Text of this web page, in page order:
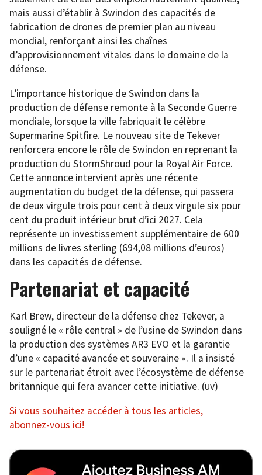
mais aussi d’établir à Swindon des capacités de
fabrication de drones de premier plan au niveau
mondial, renforçant ainsi les chaînes
d’approvisionnement vitales dans le domaine de la
défense.
L’importance historique de Swindon dans la
production de défense remonte à la Seconde Guerre
mondiale, lorsque la ville fabriquait le célèbre
Supermarine Spitfire. Le nouveau site de Tekever
renforcera encore le rôle de Swindon en reprenant la
production du StormShroud pour la Royal Air Force.
Cette annonce intervient après une récente
augmentation du budget de la défense, qui passera
de deux virgule trois pour cent à deux virgule six pour
cent du produit intérieur brut d’ici 2027. Cela
représente un investissement supplémentaire de 600
millions de livres sterling (694,08 millions d’euros)
dans les capacités de défense.
Partenariat et capacité
Karl Brew, directeur de la défense chez Tekever, a
souligné le « rôle central » de l’usine de Swindon dans
la production des systèmes AR3 EVO et la garantie
d’une « capacité avancée et souveraine ». Il a insisté
sur le partenariat étroit avec l’écosystème de défense
britannique qui fera avancer cette initiative. (uv)
Si vous souhaitez accéder à tous les articles,
abonnez-vous ici!